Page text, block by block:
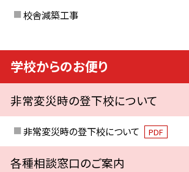
校舎減築工事
学校からのお便り
非常変災時の登下校について
非常変災時の登下校について PDF
各種相談窓口のご案内